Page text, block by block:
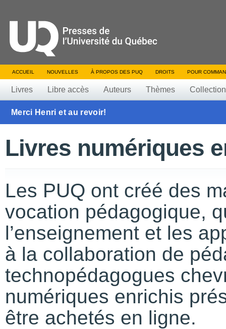
ACCUEIL NOUVELLES À PROPOS DES PUQ DROITS POUR
Livres Libre accès Auteurs Thèmes
Merci Henri et au revoir!
Livres numériques
Les PUQ ont créé des
vocation pédagogique,
l’enseignement et les
à la collaboration de
technopédagogues
numériques enrichis
être achetés en ligne.